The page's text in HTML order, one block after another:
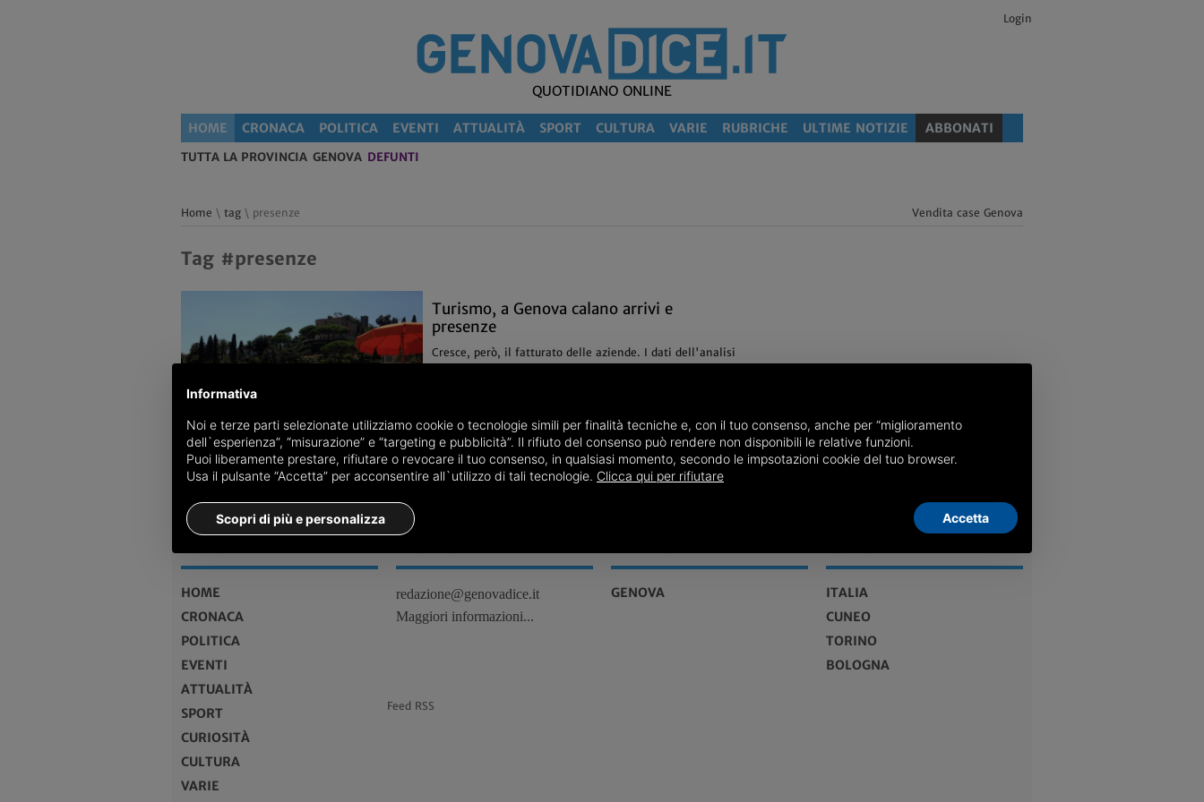
Login
QUOTIDIANO ONLINE
HOME CRONACA POLITICA EVENTI ATTUALITÀ SPORT CULTURA VARIE RUBRICHE ULTIME NOTIZIE ABBONATI
TUTTA LA PROVINCIA GENOVA DEFUNTI
Home \ tag \ presenze Vendita case Genova
Tag #presenze
Turismo, a Genova calano arrivi e
presenze
Cresce, però, il fatturato delle aziende. I dati dell'analisi
31/07 Genova, Attualità
HOME
CRONACA
POLITICA
EVENTI
ATTUALITÀ
SPORT
CURIOSITÀ
CULTURA
VARIE
redazione@genovadice.it
Maggiori informazioni...
GENOVA
ITALIA
CUNEO
TORINO
BOLOGNA
Feed RSS
Informativa
Noi e terze parti selezionate utilizziamo cookie o tecnologie simili per finalità tecniche e, con il tuo consenso, anche per “miglioramento
dell`esperienza”, “misurazione” e “targeting e pubblicità”. Il rifiuto del consenso può rendere non disponibili le relative funzioni.
Puoi liberamente prestare, rifiutare o revocare il tuo consenso, in qualsiasi momento, secondo le impsotazioni cookie del tuo browser.
Usa il pulsante “Accetta” per acconsentire all`utilizzo di tali tecnologie. Clicca qui per rifiutare
Scopri di più e personalizza Accetta